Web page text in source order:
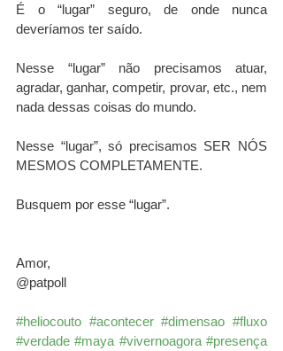
É o “lugar” seguro, de onde nunca
deveríamos ter saído.
Nesse “lugar” não precisamos atuar,
agradar, ganhar, competir, provar, etc., nem
nada dessas coisas do mundo.
Nesse “lugar”, só precisamos SER NÓS
MESMOS COMPLETAMENTE.
Busquem por esse “lugar”.
Amor,
@patpoll
#heliocouto #acontecer #dimensao #fluxo
#verdade #maya #vivernoagora #presença